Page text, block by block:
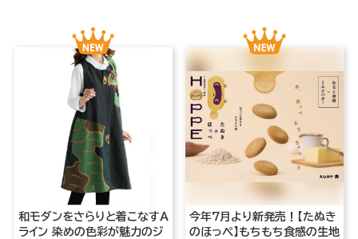
和モダンをさらりと着こなすＡ
ライン 染めの色彩が魅力のジ
今年7月より新発売！【たぬき
のほっぺ】もちもち食感の生地